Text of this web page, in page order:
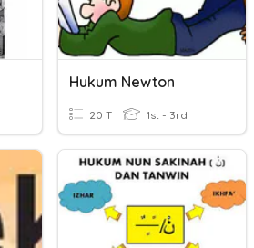
Hukum Newton
20 T 1st - 3rd